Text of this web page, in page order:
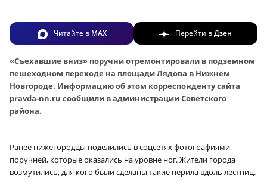
Читайте в MAX Перейти вДзен
«Съехавшие вниз» поручни отремонтировали в подземном
пешеходном переходе на площади Лядова в Нижнем
Новгороде. Информацию об этом корреспонденту сайта
pravda-nn.ru сообщили в администрации Советского
района.
Ранее нижегородцы поделились в соцсетях фотографиями
поручней, которые оказались на уровне ног. Жители города
возмутились, для кого были сделаны такие перила вдоль лестниц.